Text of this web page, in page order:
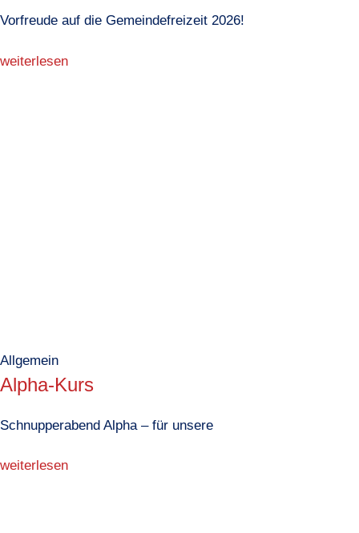
Vorfreude auf die Gemeindefreizeit 2026!
weiterlesen
Allgemein
Alpha-Kurs
Schnupperabend Alpha – für unsere
weiterlesen